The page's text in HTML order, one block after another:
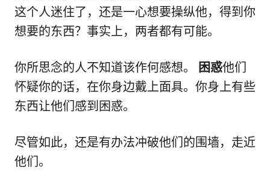
这个人迷住了，还是一心想要操纵他，得到你
想要的东西？事实上，两者都有可能。
你所思念的人不知道该作何感想。 困惑他们
怀疑你的话，在你身边戴上面具。你身上有些
东西让他们感到困惑。
尽管如此，还是有办法冲破他们的围墙，走近
他们。